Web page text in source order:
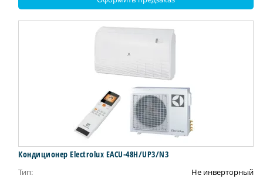
Кондиционер Electrolux EACU-48H/UP3/N3
Тип:
Не инверторный